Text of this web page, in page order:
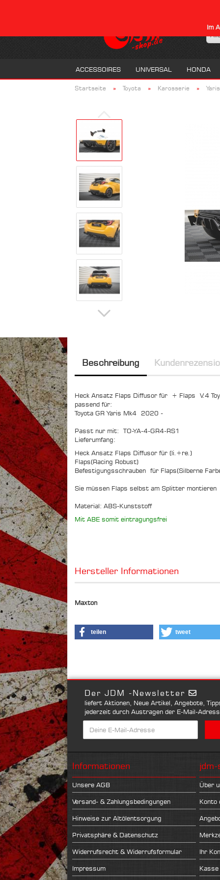
Im
ACCESSOIRES UNIVERSAL HONDA
Startseite » Toyota » Karosserie »
Beschreibung
Heck Ansatz Flaps Diffusor für + Flaps V.4
passend für:
Toyota GR Yaris Mk4 2020 -
Passt nur mit: TO-YA-4-GR4-RS1
Lieferumfang:
Heck Ansatz Flaps Diffusor für (li.+re.)
Flaps(Racing Robust)
Befestigungsschrauben für Flaps(Silberne
Sie müssen Flaps selbst am Splitter montieren
Material: ABS-Kunststoff
Mit ABE somit eintragungsfrei
Hersteller Informationen
Maxton
teilen tweet
Der JDM -Newsletter
liefert Aktionen, Neue Artikel, Angebote,
jederzeit durch Austragen der E-Mail-
Informationen
Unsere AGB
Versand- & Zahlungsbedingungen
Hinweise zur Altölentsorgung
Privatsphäre & Datenschutz
Widerrufsrecht & Widerrufsformular
Impressum
jdm-
Über
Konto
Ihr
Kasse